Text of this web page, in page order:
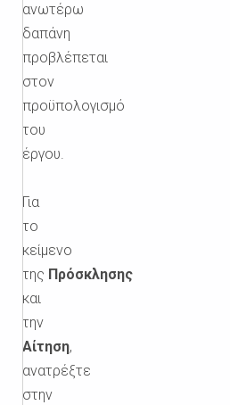
ανωτέρω
δαπάνη
προβλέπεται
στον
προϋπολογισμό
του
έργου.
Για
το
κείμενο
της Πρόσκλησης
και
την
Αίτηση,
ανατρέξτε
στην